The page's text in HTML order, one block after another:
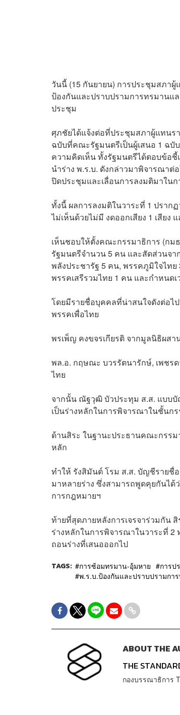
วันนี้ (15 กันยายน) การประชุมสภา
ป้องกันและปราบปรามการทรมาน
ประชุม
ศุภชัยได้แจ้งต่อที่ประชุมสภาผู้แทนร
ฉบับที่คณะรัฐมนตรีเป็นผู้เสนอ 1 ฉบั
ความคิดเห็น ทั้งรัฐมนตรีได้ตอบข้อ
นำร่าง พ.ร.บ. ดังกล่าวมาพิจารณา
ปิดประชุมและเลื่อนการลงมติมาใน
ทั้งนี้ ผลการลงมติในวาระที่ 1 ปราก
ไม่เห็นด้วยไม่มี งดออกเสียง 1 เสียง
เห็นชอบให้ตั้งคณะกรรมาธิการ (ก
รัฐมนตรีจำนวน 5 คน และสัดส่วนจา
พลังประชารัฐ 5 คน, พรรคภูมิใจไท
พรรคเสรีรวมไทย 1 คน และกำหนด
โดยมีรายชื่อบุคคลที่น่าสนใจดังต่อไ
พรรคเพื่อไทย
พรเพ็ญ คงขจรเกียรติ จากมูลนิธิผส
พล.อ. กฤษณะ บวรรัตนารักษ์, เพชร
ไทย
จากนั้น ณัฐวุฒิ บัวประทุม ส.ส. แบบบั
เป็นร่างหลักในการพิจารณาในชั้นก
ด้านสิระ ในฐานะประธานคณะกรรม
หลัก
ทำให้ รังสิมันต์ โรม ส.ส. บัญชีรายชื่
มาหลายร่าง ซึ่งสามารถพูดคุยกันไ
การกฎหมายฯ
ท้ายที่สุดภายหลังการเจรจาร่วมกัน
ร่างหลักในการพิจารณาในวาระที่
ถอนร่างที่เสนอออกไป
TAGS: การซ้อมทรมาน-อุ้มหาย การป
พ.ร.บ.ป้องกันและปราบปรามกา
ABOUT THE
THE
กองบรรณาธิการ